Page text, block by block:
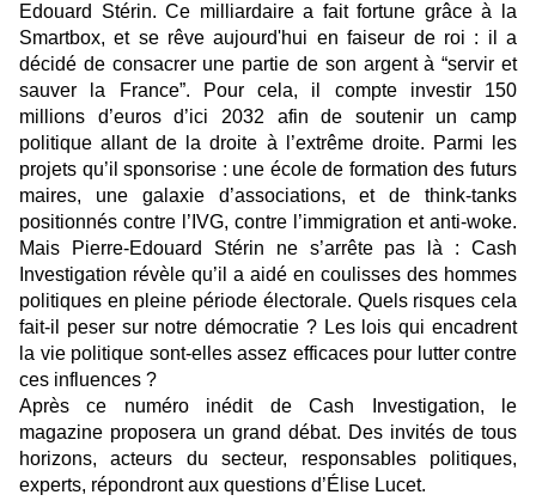
Edouard Stérin. Ce milliardaire a fait fortune grâce à la
Smartbox, et se rêve aujourd'hui en faiseur de roi : il a
décidé de consacrer une partie de son argent à “servir et
sauver la France”. Pour cela, il compte investir 150
millions d’euros d’ici 2032 afin de soutenir un camp
politique allant de la droite à l’extrême droite. Parmi les
projets qu’il sponsorise : une école de formation des futurs
maires, une galaxie d’associations, et de think-tanks
positionnés contre l’IVG, contre l’immigration et anti-woke.
Mais Pierre-Edouard Stérin ne s’arrête pas là : Cash
Investigation révèle qu’il a aidé en coulisses des hommes
politiques en pleine période électorale. Quels risques cela
fait-il peser sur notre démocratie ? Les lois qui encadrent
la vie politique sont-elles assez efficaces pour lutter contre
ces influences ?
Après ce numéro inédit de Cash Investigation, le
magazine proposera un grand débat. Des invités de tous
horizons, acteurs du secteur, responsables politiques,
experts, répondront aux questions d’Élise Lucet.